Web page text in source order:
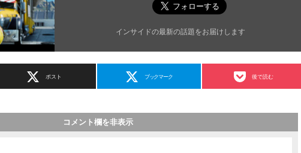
インサイドの最新の話題をお届けします
ポスト ブックマーク 後で読む
コメント欄を非表示